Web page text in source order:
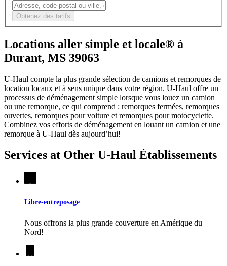
Obtenez des tarifs
Locations aller simple et locale® à
Durant, MS 39063
U-Haul compte la plus grande sélection de camions et remorques de
location locaux et à sens unique dans votre région. U-Haul offre un
processus de déménagement simple lorsque vous louez un camion
ou une remorque, ce qui comprend : remorques fermées, remorques
ouvertes, remorques pour voiture et remorques pour motocyclette.
Combinez vos efforts de déménagement en louant un camion et une
remorque à U-Haul dès aujourd’hui!
Services at Other U-Haul Établissements
Libre-entreposage
Nous offrons la plus grande couverture en Amérique du
Nord!